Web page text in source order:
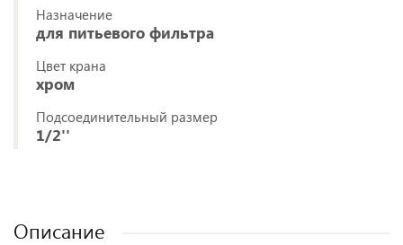
Назначение
для питьевого фильтра
Цвет крана
хром
Подсоединительный размер
1/2''
Описание